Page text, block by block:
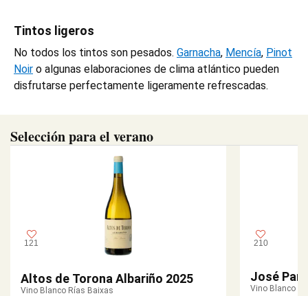
Tintos ligeros
No todos los tintos son pesados. Garnacha, Mencía, Pinot
Noir o algunas elaboraciones de clima atlántico pueden
disfrutarse perfectamente ligeramente refrescadas.
Selección para el verano
121
Altos de Torona Albariño 2025
Vino Blanco Rías Baixas
210
José
Vino Blanco